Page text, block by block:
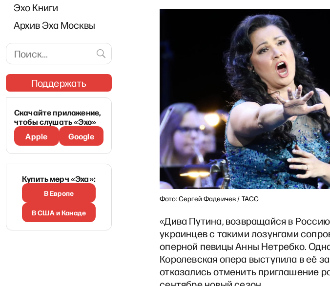
Эхо Книги
Архив Эха Москвы
Поддержать
Скачайте приложение,
чтобы слушать «Эхо»
Apple
Google
Купить мерч «Эха»:
В Европе
В США и Канаде
Фото: Сергей Фадеичев / ТАСС
«Дива Путина, возвращайся в
украинцев с такими лозунгами
оперной певицы Анны Нетребко.
Королевская опера выступила в её
отказались отменить приглашение